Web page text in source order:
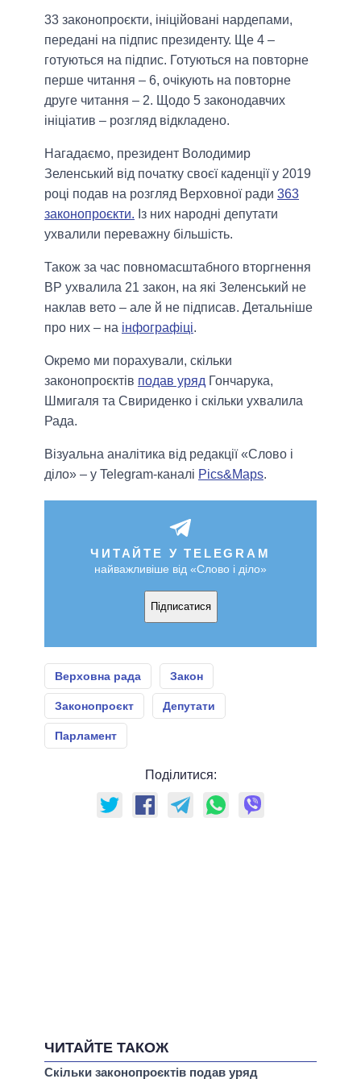
33 законопроєкти, ініційовані нардепами,
передані на підпис президенту. Ще 4 –
готуються на підпис. Готуються на повторне
перше читання – 6, очікують на повторне
друге читання – 2. Щодо 5 законодавчих
ініціатив – розгляд відкладено.
Нагадаємо, президент Володимир
Зеленський від початку своєї каденції у 2019
році подав на розгляд Верховної ради 363
законопроєкти. Із них народні депутати
ухвалили переважну більшість.
Також за час повномасштабного вторгнення
ВР ухвалила 21 закон, на які Зеленський не
наклав вето – але й не підписав. Детальніше
про них – на інфографіці.
Окремо ми порахували, скільки
законопроєктів подав уряд Гончарука,
Шмигаля та Свириденко і скільки ухвалила
Рада.
Візуальна аналітика від редакції «Слово і
діло» – у Telegram-каналі Pics&Maps.
ЧИТАЙТЕ У TELEGRAM
найважливіше від «Слово і діло»
Підписатися
Верховна рада Закон
Законопроєкт Депутати
Парламент
Поділитися:
ЧИТАЙТЕ ТАКОЖ
Скільки законопроєктів подав уряд